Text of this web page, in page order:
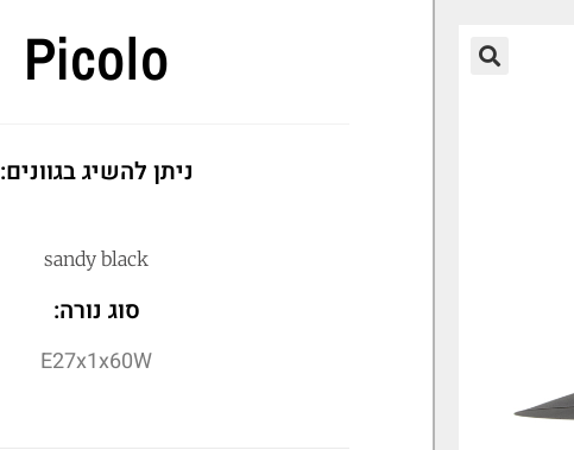
Picolo
ניתן להשיג בגוונים:
sandy black
סוג נורה:
E27x1x60W